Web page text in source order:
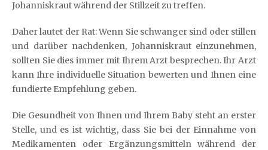
Johanniskraut während der Stillzeit zu treffen.
Daher lautet der Rat: Wenn Sie schwanger sind oder stillen
und darüber nachdenken, Johanniskraut einzunehmen,
sollten Sie dies immer mit Ihrem Arzt besprechen. Ihr Arzt
kann Ihre individuelle Situation bewerten und Ihnen eine
fundierte Empfehlung geben.
Die Gesundheit von Ihnen und Ihrem Baby steht an erster
Stelle, und es ist wichtig, dass Sie bei der Einnahme von
Medikamenten oder Ergänzungsmitteln während der